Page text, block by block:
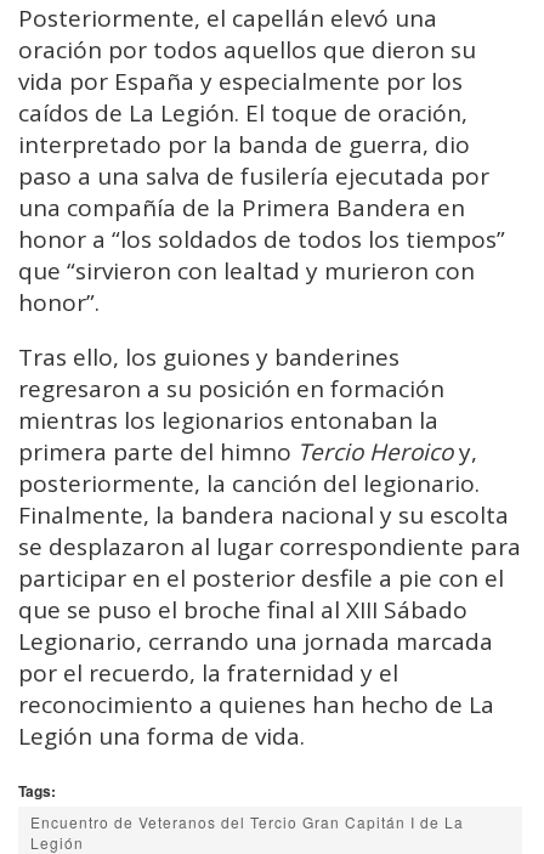
Posteriormente, el capellán elevó una
oración por todos aquellos que dieron su
vida por España y especialmente por los
caídos de La Legión. El toque de oración,
interpretado por la banda de guerra, dio
paso a una salva de fusilería ejecutada por
una compañía de la Primera Bandera en
honor a “los soldados de todos los tiempos”
que “sirvieron con lealtad y murieron con
honor”.
Tras ello, los guiones y banderines
regresaron a su posición en formación
mientras los legionarios entonaban la
primera parte del himno Tercio Heroicoy,
posteriormente, la canción del legionario.
Finalmente, la bandera nacional y su escolta
se desplazaron al lugar correspondiente para
participar en el posterior desfile a pie con el
que se puso el broche final al XIII Sábado
Legionario, cerrando una jornada marcada
por el recuerdo, la fraternidad y el
reconocimiento a quienes han hecho de La
Legión una forma de vida.
Tags:
Encuentro de Veteranos del Tercio Gran Capitán I de La
Legión